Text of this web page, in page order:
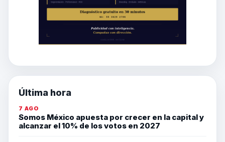
Última hora
7 AGO
Somos México apuesta por crecer en la capital y
alcanzar el 10% de los votos en 2027